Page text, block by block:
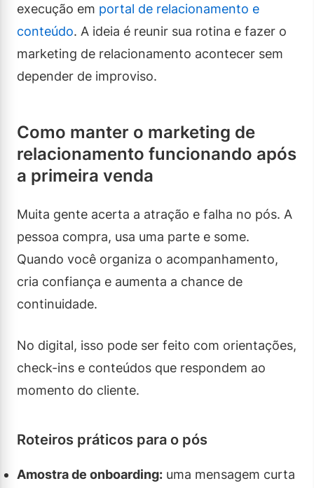
execução em portal de relacionamento e
conteúdo. A ideia é reunir sua rotina e fazer o
marketing de relacionamento acontecer sem
depender de improviso.
Como manter o marketing de
relacionamento funcionando após
a primeira venda
Muita gente acerta a atração e falha no pós. A
pessoa compra, usa uma parte e some.
Quando você organiza o acompanhamento,
cria confiança e aumenta a chance de
continuidade.
No digital, isso pode ser feito com orientações,
check-ins e conteúdos que respondem ao
momento do cliente.
Roteiros práticos para o pós
Amostra de onboarding: uma mensagem curta